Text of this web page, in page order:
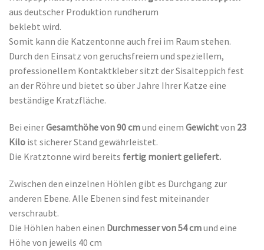
aus deutscher Produktion rundherum
beklebt wird.
Somit kann die Katzentonne auch frei im Raum stehen.
Durch den Einsatz von geruchsfreiem und speziellem,
professionellem Kontaktkleber sitzt der Sisalteppich fest
an der Röhre und bietet so über Jahre Ihrer Katze eine
beständige Kratzfläche.
Bei einerGesamthöhe von 90 cmund einem Gewichtvon 23
Kilo ist sicherer Stand gewährleistet.
Die Kratztonne wird bereits fertig moniert geliefert.
Zwischen den einzelnen Höhlen gibt es Durchgang zur
anderen Ebene. Alle Ebenen sind fest miteinander
verschraubt.
Die Höhlen haben einen Durchmesser von 54 cmund eine
Höhe von jeweils 40 cm